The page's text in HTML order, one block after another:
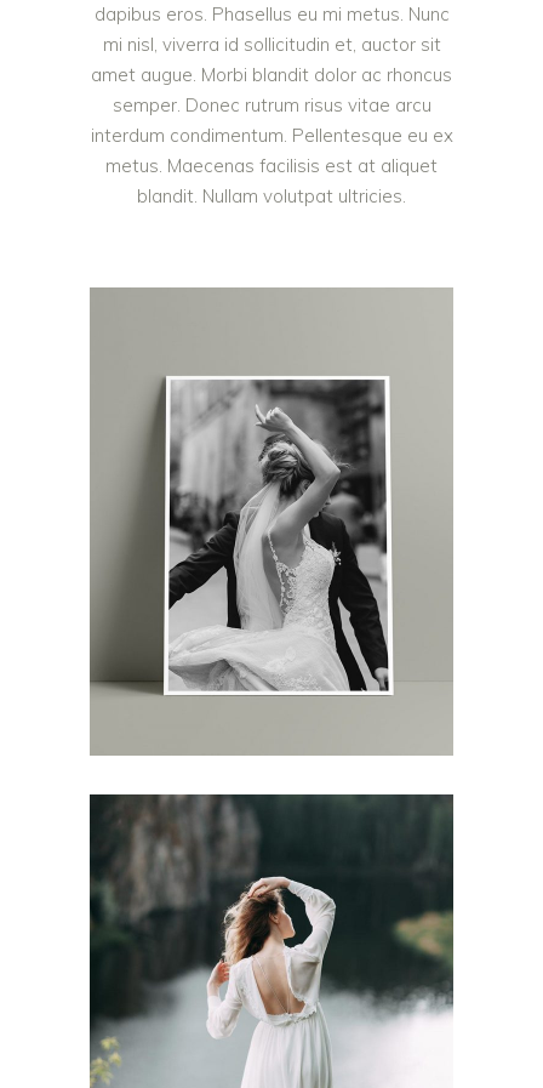
dapibus eros. Phasellus eu mi metus. Nunc
mi nisl, viverra id sollicitudin et, auctor sit
amet augue. Morbi blandit dolor ac rhoncus
semper. Donec rutrum risus vitae arcu
interdum condimentum. Pellentesque eu ex
metus. Maecenas facilisis est at aliquet
blandit. Nullam volutpat ultricies.